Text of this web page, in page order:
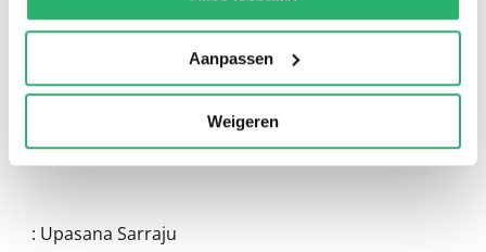
Aanpassen
Weigeren
: Upasana Sarraju